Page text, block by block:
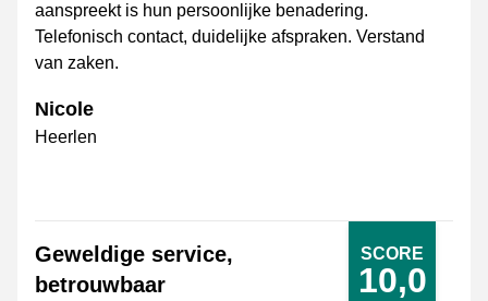
aanspreekt is hun persoonlijke benadering.
Telefonisch contact, duidelijke afspraken. Verstand
van zaken.
Nicole
Heerlen
SCORE
10,0
Geweldige service,
betrouwbaar